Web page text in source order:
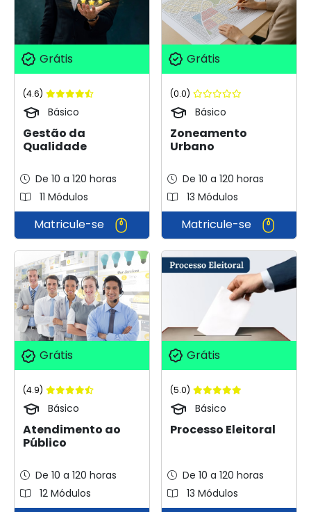
Grátis
(4.6)
Básico
Gestão da
Qualidade
De 10 a 120 horas
11 Módulos
Matricule-se
Grátis
(0.0)
Básico
Zoneamento
Urbano
De 10 a 120 horas
13 Módulos
Matricule-se
Grátis
(4.9)
Básico
Atendimento ao
Público
De 10 a 120 horas
12 Módulos
Grátis
(5.0)
Básico
Processo Eleitoral
De 10 a 120 horas
13 Módulos